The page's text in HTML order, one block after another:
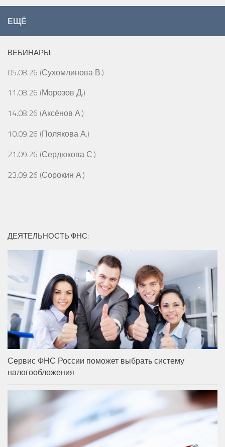
ЕЩЁ
ВЕБИНАРЫ:
05.08.26 (Сухомлинова В.)
11.08.26 (Морозов Д.)
14.08.26 (Аксёнов А.)
10.09.26 (Полякова А.)
21.09.26 (Сердюкова С.)
23.09.26 (Сорокин А.)
ДЕЯТЕЛЬНОСТЬ ФНС:
Сервис ФНС России поможет выбрать систему
налогообложения